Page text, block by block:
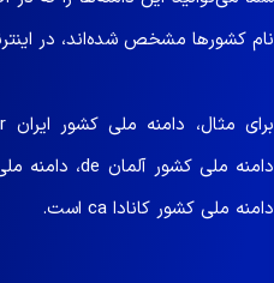
نام کشورها مشخص شده‌اند، در
دامنه ملی کشور کانادا ca است. ​